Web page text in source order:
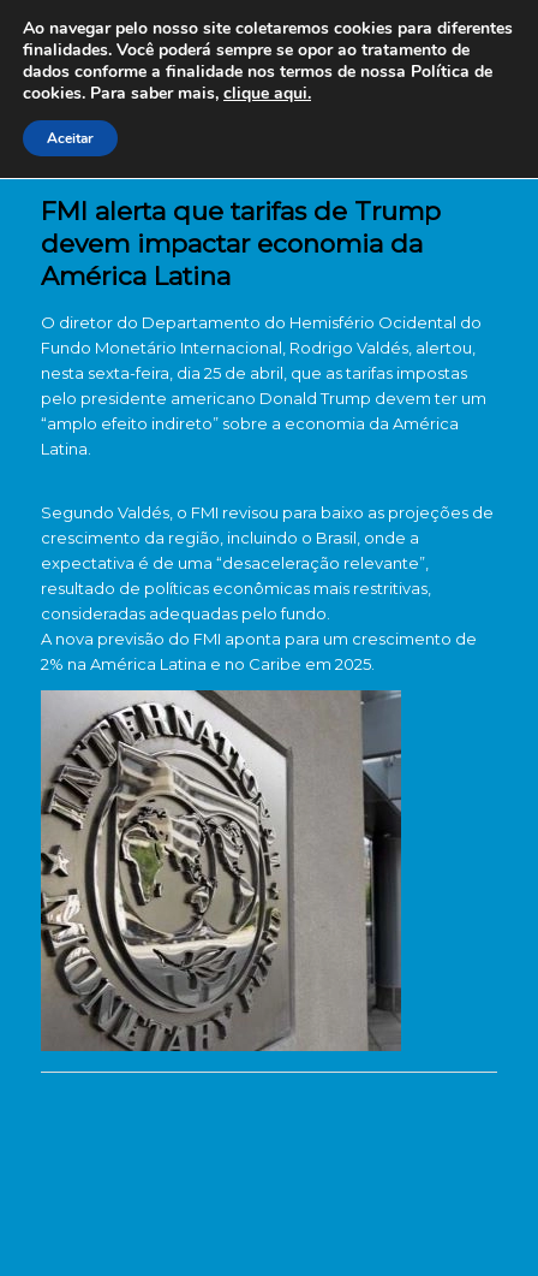
FMI alerta que tarifas de Trump
devem impactar economia da
América Latina
O diretor do Departamento do Hemisfério Ocidental do
Fundo Monetário Internacional, Rodrigo Valdés, alertou,
nesta sexta-feira, dia 25 de abril, que as tarifas impostas
pelo presidente americano Donald Trump devem ter um
“amplo efeito indireto” sobre a economia da América
Latina.
Segundo Valdés, o FMI revisou para baixo as projeções de
crescimento da região, incluindo o Brasil, onde a
expectativa é de uma “desaceleração relevante”,
resultado de políticas econômicas mais restritivas,
consideradas adequadas pelo fundo.
A nova previsão do FMI aponta para um crescimento de
2% na América Latina e no Caribe em 2025.
Ao navegar pelo nosso site coletaremos cookies para diferentes
finalidades. Você poderá sempre se opor ao tratamento de
dados conforme a finalidade nos termos de nossa Política de
cookies. Para saber mais, clique aqui.
Aceitar